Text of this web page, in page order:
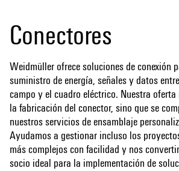
Catálogo de productos
Conectores
Weidmüller ofrece soluciones de conexión
suministro de energía, señales y datos
campo y el cuadro eléctrico. Nuestra
la fabricación del conector, sino que se
nuestros servicios de ensamblaje
Ayudamos a gestionar incluso los
más complejos con facilidad y nos
socio ideal para la implementación de